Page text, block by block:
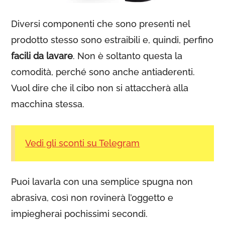
Diversi componenti che sono presenti nel
prodotto stesso sono estraibili e, quindi, perfino
facili da lavare. Non è soltanto questa la
comodità, perché sono anche antiaderenti.
Vuol dire che il cibo non si attaccherà alla
macchina stessa.
Vedi gli sconti su Telegram
Puoi lavarla con una semplice spugna non
abrasiva, così non rovinerà l’oggetto e
impiegherai pochissimi secondi.